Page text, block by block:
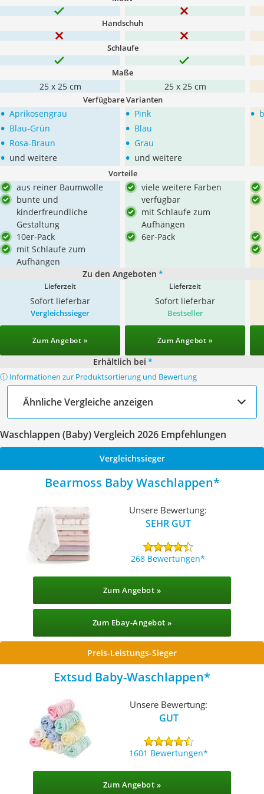
Handschuh
Schlaufe
Maße
25 x 25 cm 25 x 25 cm
Verfügbare Varianten
• Aprikosengrau
• Blau-Grün
• Rosa-Braun
• und weitere
• Pink
• Blau
• Grau
• und weitere
•
Vorteile
aus reiner Baumwolle
bunte und
kinderfreundliche
Gestaltung
10er-Pack
mit Schlaufe zum
Aufhängen
viele weitere Farben
verfügbar
mit Schlaufe zum
Aufhängen
6er-Pack
Zu den Angeboten *
Lieferzeit
Sofort lieferbar
Lieferzeit
Sofort lieferbar
Vergleichssieger
Zum Angebot »
Bestseller
Zum Angebot »
Erhältlich bei *
ⓘ Informationen zur Produktsortierung und Bewertung
Ähnliche Vergleiche anzeigen
Waschlappen (Baby) Vergleich 2026 Empfehlungen
Vergleichssieger
Bearmoss Baby Waschlappen
Unsere Bewertung:
SEHR GUT
268 Bewertungen
Zum Angebot »
Zum Ebay-Angebot »
Preis-Leistungs-Sieger
Extsud Baby-Waschlappen
Unsere Bewertung:
GUT
1601 Bewertungen
Zum Angebot »